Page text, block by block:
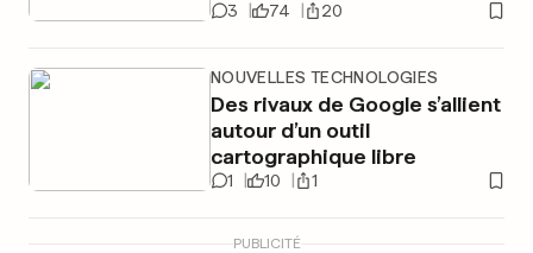
3 74 20
NOUVELLES TECHNOLOGIES
Des rivaux de Google s’allient
autour d’un outil
cartographique libre
1 10 1
PUBLICITÉ